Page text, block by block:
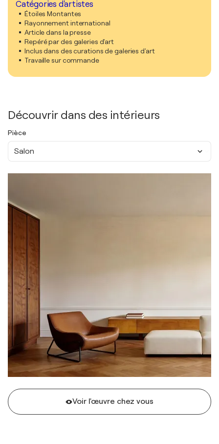
Catégories d'artistes
Étoiles Montantes
Rayonnement international
Article dans la presse
Repéré par des galeries d'art
Inclus dans des curations de galeries d'art
Travaille sur commande
Découvrir dans des intérieurs
Pièce
Salon
Voir l'œuvre chez vous